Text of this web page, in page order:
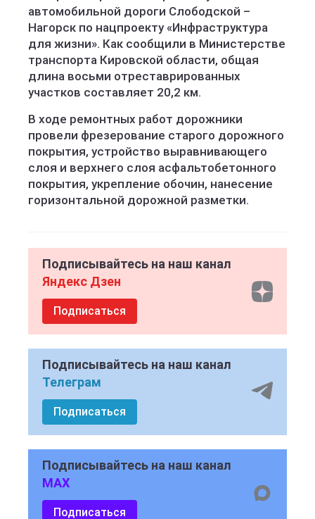
автомобильной дороги Слободской –
Нагорск по нацпроекту «Инфраструктура
для жизни». Как сообщили в Министерстве
транспорта Кировской области, общая
длина восьми отреставрированных
участков составляет 20,2 км.
В ходе ремонтных работ дорожники
провели фрезерование старого дорожного
покрытия, устройство выравнивающего
слоя и верхнего слоя асфальтобетонного
покрытия, укрепление обочин, нанесение
горизонтальной дорожной разметки.
Подписывайтесь на наш канал
Яндекс Дзен
Подписаться
Подписывайтесь на наш канал
Телеграм
Подписаться
Подписывайтесь на наш канал
MAX
Подписаться